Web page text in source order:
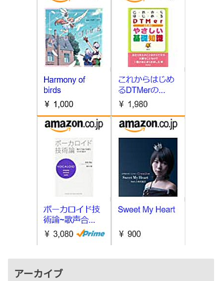
アーカイブ